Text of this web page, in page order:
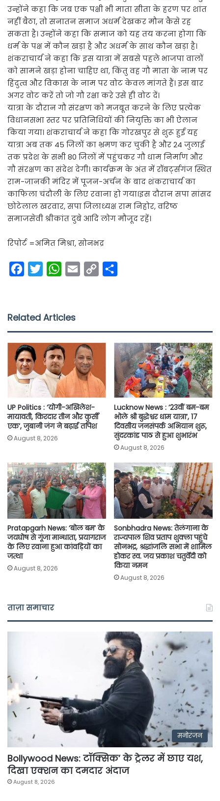
उन्होंने कहा कि जब एक पक्षी भी माता सीता के हरण पर शांत
नहीं बैठा, तो सनातन समाज अधर्म देखकर मौन कैसे रह
सकता है। उन्होंने कहा कि समाज को यह तय करना होगा कि
धर्म के पक्ष में कौन खड़ा है और अधर्म के साथ कौन खड़ा है।
शंकराचार्य ने कहा कि इस यात्रा में सबसे पहले भाजपा वालों
को सामने खड़ा होना चाहिए था, किंतु वह गौ माता के नाम पर
हिंदुत्व और विकास के नाम पर वोट केवल मांगते हैं। इस बार
अगर वोट करें तो जो गौ रक्षा करे उसे ही वोट दें।
यात्रा के दौरान गौ संरक्षण को मजबूत करने के लिए प्रत्येक
विधानसभा स्तर पर प्रतिनिधियों की नियुक्ति का भी ऐलान
किया गया। शंकराचार्य ने कहा कि गोरखपुर से शुरू हुई यह
यात्रा अब तक 45 जिलों का भ्रमण कर चुकी है और 24 जुलाई
तक प्रदेश के सभी 80 जिलों में पहुंचकर गौ धाम निर्माण और
गौ संरक्षण का संदेश देगी। कार्यक्रम के अंत में रॉबर्ट्सगंज स्थित
राम-जानकी मंदिर में पूजन-अर्चन के बाद शंकराचार्य का
काफिला चंदौली के लिए रवाना हो गया।इस दौरान सपा सांसद
छोटेलाल खरवार, सपा जिलाध्यक्ष राम निहोर, वरिष्ठ
समाजसेवी श्रीकांत दुबे आदि लोग मौजूद रहें।
रिपोर्ट =अमित मिश्रा, सोनभद्र
e
o
o
k
t
e
r
W
t
A
p
p
i
Related Articles
UP Politics : ‘योगी-अखिलेश-
मायावती, किरदार तीन और कुर्सी
एक’, जुबानी जंग ने बढ़ाई तपिश
August 8, 2026
Lucknow News : ’23वीं बम-बम
भोले श्री बुद्धेश्वर धाम यात्रा’, 17
दिवसीय जनसंपर्क अभियान शुरू,
सुंदरकांड पाठ से हुआ शुभारंभ
August 8, 2026
Pratapgarh News: ‘बोल बम’ के
जयघोष से गूंजा मान्धाता, प्रयागराज
के लिए रवाना हुआ कांवड़ियों का
जत्था
August 8, 2026
Sonbhadra News: तेलंगाना के
राज्यपाल शिव प्रताप शुक्ला पहुंचे
सोनभद्र, श्रद्धांजलि सभा में शामिल
होकर स्व. जय प्रकाश चतुर्वेदी को
किया नमन
August 8, 2026
ताज़ा समाचार
मनोरंजन
Bollywood News: टॉक्सिक’ के ट्रेलर में छाए यश,
दिखा एक्शन का दमदार अंदाज
August 8, 2026